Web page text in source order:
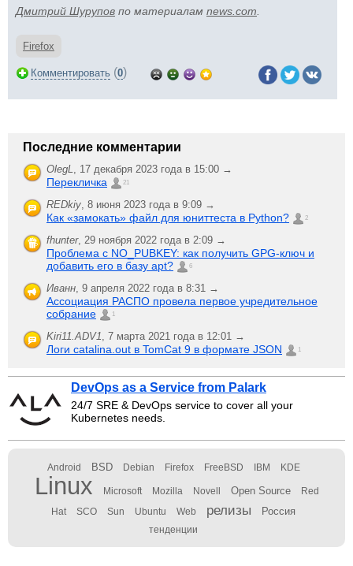
Дмитрий Шурупов по материалам news.com
Firefox
Комментировать (0)
Последние комментарии
OlegL, 17 декабря 2023 года в 15:00 →
Перекличка 21
REDkiy, 8 июня 2023 года в 9:09 →
Как «замокать» файл для юниттеста в Python? 2
fhunter, 29 ноября 2022 года в 2:09 →
Проблема с NO_PUBKEY: как получить GPG-ключ и
добавить его в базу apt?
6
Иванн, 9 апреля 2022 года в 8:31 →
Ассоциация РАСПО провела первое учредительное
собрание
1
Kiri11.ADV1, 7 марта 2021 года в 12:01 →
Логи catalina.out в TomCat 9 в формате JSON 1
DevOps as a Service from Palark
24/7 SRE & DevOps service to cover all your
Kubernetes needs.
Android BSD Debian Firefox FreeBSD IBM KDE
Linux Microsoft Mozilla Novell Open Source Red
Hat SCO Sun Ubuntu Web релизы Россия
тенденции